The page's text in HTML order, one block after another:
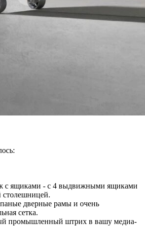
с ящиками - с 4 выдвижными ящиками
столешницей.
дверные рамы и очень
сетка.
промышленный штрих в вашу медиа-